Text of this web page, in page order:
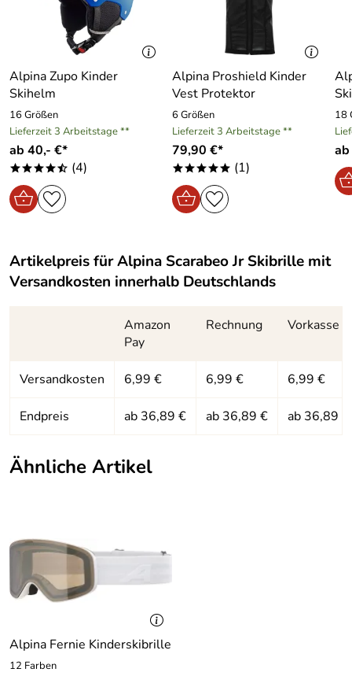
sorgen der flexible Comfort Frame und die einlagige
Schaumauflage. Pluspunkt für Brillenträger, kann über
einer normalen Sehhilfe getragen werden.
Hersteller: Alpina Sport + Optik-Vertriebs-GmbH,
Hirschbergstrasse 8-10, 85254 Sulzemoos, info@alpina-
sports.de
Alpina Zupo Kinder
Skihelm
16 Größen
Lieferzeit 3 Arbeitstage **
ab 40,- €*
****/ (4)
Alpina Proshield Kinder
Vest Protektor
6 Größen
Lieferzeit 3 Arbeitstage **
79,90 €*
***** (1)
18
Artikelpreis fürAlpina Scarabeo Jr Skibrille mit
Versandkosten innerhalb Deutschlands
Amazon
Pay
Rechnung Vorkasse
Versandkosten 6,99 € 6,99 € 6,99 €
Endpreis ab 36,89 € ab 36,89 € ab 36,89 €
Ähnliche Artikel
Alpina Fernie Kinderskibrille
12 Farben